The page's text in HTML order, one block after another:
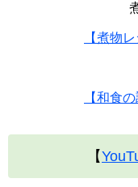
【煮物
【和食
【